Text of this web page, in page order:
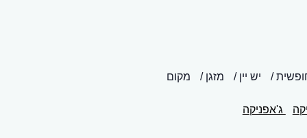
יש יין מזגן מקום
ג'אפניקה